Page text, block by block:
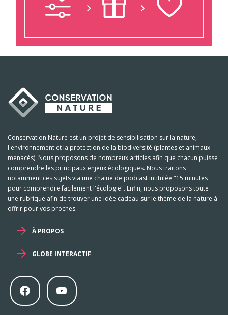
Conservation Nature est un projet de sensibilisation sur la nature,
l'environnement et la protection de la biodiversité (plantes et animaux
menacés). Nous proposons de nombreux articles afin que chacun puisse
comprendre les principaux enjeux écologiques. Nous traitons
notamment ces sujets via une chaine de podcast intitulée "15 minutes
pour comprendre facilement l'écologie". Enfin, nous proposons toute
une rubrique afin de trouver une idée cadeau sur le thème de la nature à
offrir pour vos proches.
À PROPOS
GLOBE INTERACTIF